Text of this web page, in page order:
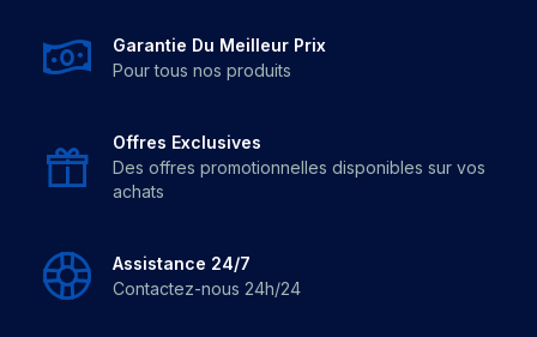
Garantie Du Meilleur Prix
Pour tous nos produits
Offres Exclusives
Des offres promotionnelles disponibles sur vos
achats
Assistance 24/7
Contactez-nous 24h/24